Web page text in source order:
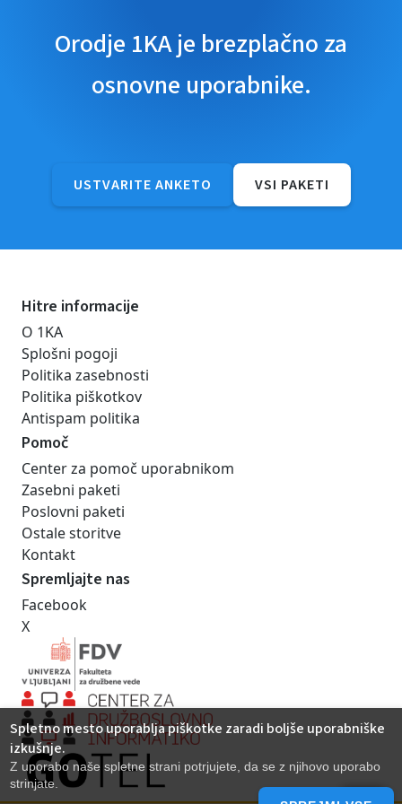
Orodje 1KA je brezplačno za
osnovne uporabnike.
USTVARITE ANKETO VSI PAKETI
Hitre informacije
O 1KA
Splošni pogoji
Politika zasebnosti
Politika piškotkov
Antispam politika
Pomoč
Center za pomoč uporabnikom
Zasebni paketi
Poslovni paketi
Ostale storitve
Kontakt
Spremljajte nas
Facebook
X
Spletno mesto uporablja piškotke zaradi boljše uporabniške
izkušnje.
Z uporabo naše spletne strani potrjujete, da se z njihovo uporabo
strinjate.